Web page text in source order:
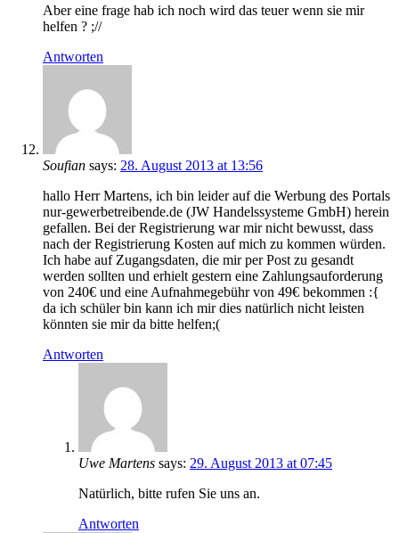
Aber eine frage hab ich noch wird das teuer wenn sie mir
helfen ? ;//
Antworten
Soufian says: 28. August 2013 at 13:56
hallo Herr Martens, ich bin leider auf die Werbung des Portals
nur-gewerbetreibende.de (JW Handelssysteme GmbH) herein
gefallen. Bei der Registrierung war mir nicht bewusst, dass
nach der Registrierung Kosten auf mich zu kommen würden.
Ich habe auf Zugangsdaten, die mir per Post zu gesandt
werden sollten und erhielt gestern eine Zahlungsauforderung
von 240€ und eine Aufnahmegebühr von 49€ bekommen :{
da ich schüler bin kann ich mir dies natürlich nicht leisten
könnten sie mir da bitte helfen;(
Antworten
Uwe Martens says: 29. August 2013 at 07:45
Natürlich, bitte rufen Sie uns an.
Antworten